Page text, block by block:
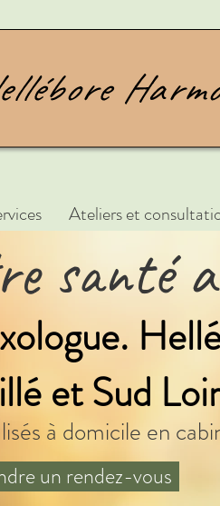
Ateliers et
santé
et Sud
à domicile en
un rendez-vous